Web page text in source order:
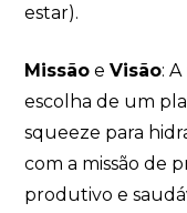
estar).
Missão eVisão:
escolha de um
squeeze para
com a missão de
produtivo e